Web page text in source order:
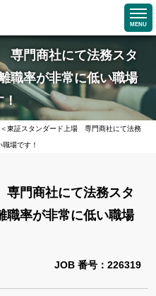
MENU
専門商社にて法務スタ
職率が非常に低い職場
！
＜東証スタンダード上場 専門商社にて法務
場です！
門商社にて法務スタ
職率が非常に低い職場
JOB 番号：226319